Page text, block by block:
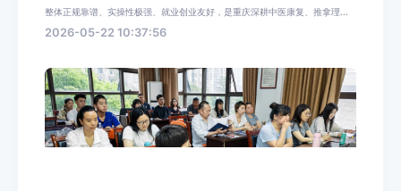
整体正规靠谱、实操性极强、就业创业友好，是重庆深耕中医康复、推拿理...
2026-05-22 10:37:56